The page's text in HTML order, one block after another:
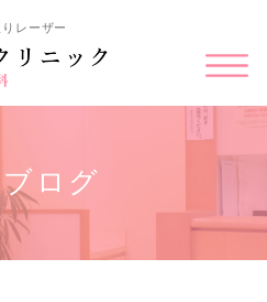
レーザー
ログ